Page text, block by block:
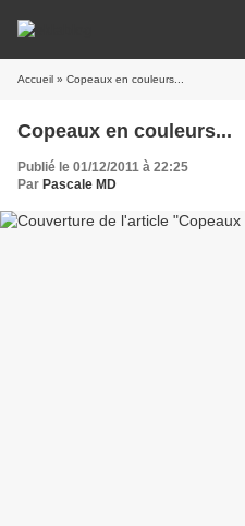
Accueil » Copeaux en couleurs...
Copeaux en couleurs...
Publié le 01/12/2011 à 22:25
Par Pascale MD